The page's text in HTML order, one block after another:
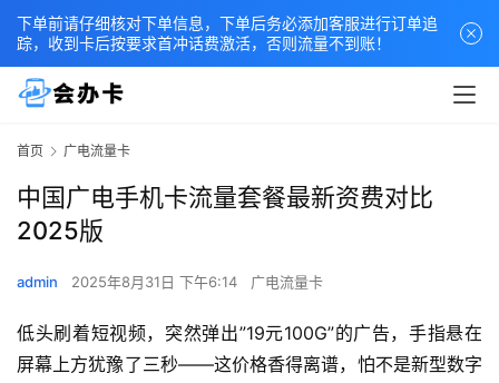
首页 广电流量卡
中国广电手机卡流量套餐最新资费对比
2025版
admin 2025年8月31日 下午6:14 广电流量卡
低头刷着短视频，突然弹出”19元100G”的广告，手指悬在
屏幕上方犹豫了三秒——这价格香得离谱，怕不是新型数字
下单前请仔细核对下单信息，下单后务必添加客服进行订单追
踪，收到卡后按要求首冲话费激活，否则流量不到账！